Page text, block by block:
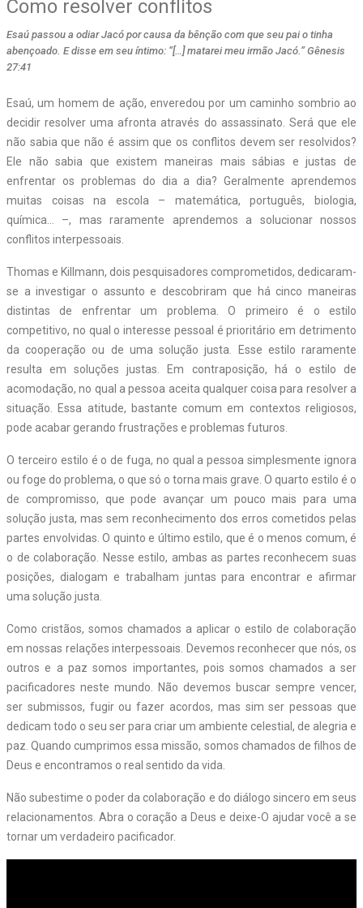
Como resolver conflitos
Esaú passou a odiar Jacó por causa da bênção com que seu pai o tinha
abençoado. E disse em seu íntimo: “[…] matarei meu irmão Jacó.” Gênesis
27:41
Esaú, um homem de ação, enveredou por um caminho sombrio ao
decidir resolver uma afronta através do assassinato. Será que ele
não sabia que não é assim que os conflitos devem ser resolvidos?
Ele não sabia que existem maneiras mais sábias e justas de
enfrentar os problemas do dia a dia? Geralmente aprendemos
muitas coisas na escola – matemática, português, biologia,
química… –, mas raramente aprendemos a solucionar nossos
conflitos interpessoais.
Thomas e Killmann, dois pesquisadores comprometidos, dedicaram-
se a investigar o assunto e descobriram que há cinco maneiras
distintas de enfrentar um problema. O primeiro é o estilo
competitivo, no qual o interesse pessoal é prioritário em detrimento
da cooperação ou de uma solução justa. Esse estilo raramente
resulta em soluções justas. Em contraposição, há o estilo de
acomodação, no qual a pessoa aceita qualquer coisa para resolver a
situação. Essa atitude, bastante comum em contextos religiosos,
pode acabar gerando frustrações e problemas futuros.
O terceiro estilo é o de fuga, no qual a pessoa simplesmente ignora
ou foge do problema, o que só o torna mais grave. O quarto estilo é o
de compromisso, que pode avançar um pouco mais para uma
solução justa, mas sem reconhecimento dos erros cometidos pelas
partes envolvidas. O quinto e último estilo, que é o menos comum, é
o de colaboração. Nesse estilo, ambas as partes reconhecem suas
posições, dialogam e trabalham juntas para encontrar e afirmar
uma solução justa.
Como cristãos, somos chamados a aplicar o estilo de colaboração
em nossas relações interpessoais. Devemos reconhecer que nós, os
outros e a paz somos importantes, pois somos chamados a ser
pacificadores neste mundo. Não devemos buscar sempre vencer,
ser submissos, fugir ou fazer acordos, mas sim ser pessoas que
dedicam todo o seu ser para criar um ambiente celestial, de alegria e
paz. Quando cumprimos essa missão, somos chamados de filhos de
Deus e encontramos o real sentido da vida.
Não subestime o poder da colaboração e do diálogo sincero em seus
relacionamentos. Abra o coração a Deus e deixe-O ajudar você a se
tornar um verdadeiro pacificador.